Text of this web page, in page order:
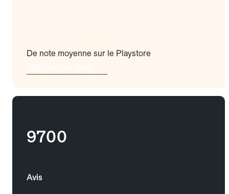
De note moyenne sur le Playstore
9700
Avis